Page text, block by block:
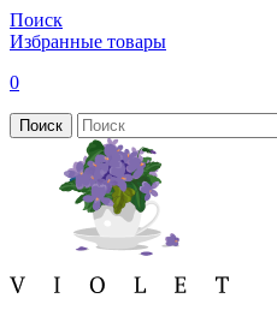
Поиск
Избранные товары
0
Поиск